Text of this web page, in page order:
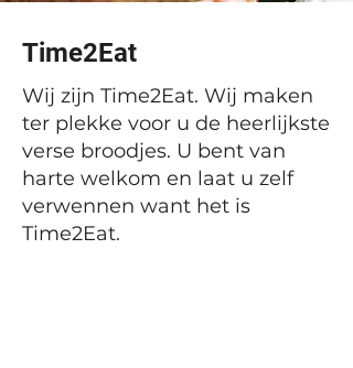
Time2Eat
Wij zijn Time2Eat. Wij maken
ter plekke voor u de heerlijkste
verse broodjes. U bent van
harte welkom en laat u zelf
verwennen want het is
Time2Eat.